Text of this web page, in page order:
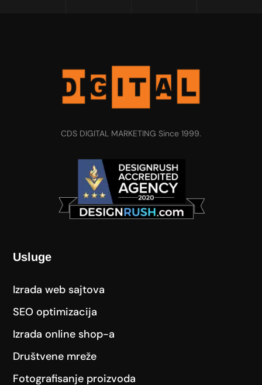
CDS DIGITAL MARKETING Since 1999.
Usluge
Izrada web sajtova
SEO optimizacija
Izrada online shop-a
Društvene mreže
Fotografisanje proizvoda